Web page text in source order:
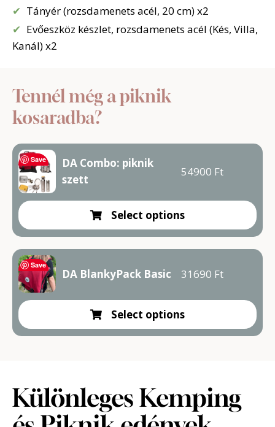
Tányér (rozsdamenets acél, 20 cm) x2
Evőeszköz készlet, rozsdamenets acél (Kés, Villa,
Kanál) x2
Tennél még a piknik
kosaradba?
Save
DA Combo: piknik
szett
54900 Ft
Select options
Save
DA BlankyPack Basic 31690 Ft
Select options
Különleges Kemping